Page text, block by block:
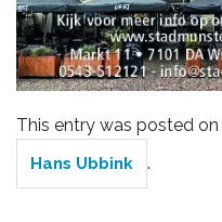
WFevenementen
This entry was posted on
Hans Ubbink .